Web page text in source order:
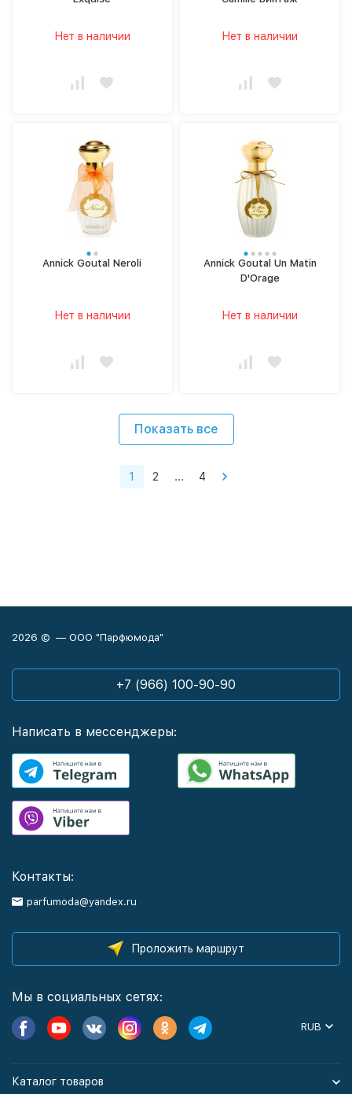
Нет в наличии Нет в наличии
Annick Goutal Neroli
Нет в наличии
Annick Goutal Un Matin
D'Orage
Нет в наличии
Показать все
1 2 ... 4
2026 © — ООО "Парфюмода"
+7 (966) 100-90-90
Написать в мессенджеры:
Контакты:
parfumoda@yandex.ru
Проложить маршрут
Мы в социальных сетях:
RUB
Каталог товаров